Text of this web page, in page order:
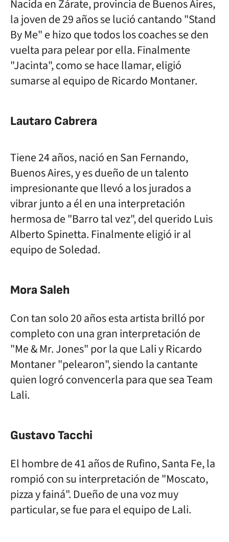
Nacida en Zárate, provincia de Buenos Aires,
la joven de 29 años se lució cantando "Stand
By Me" e hizo que todos los coaches se den
vuelta para pelear por ella. Finalmente
"Jacinta", como se hace llamar, eligió
sumarse al equipo de Ricardo Montaner.
Lautaro Cabrera
Tiene 24 años, nació en San Fernando,
Buenos Aires, y es dueño de un talento
impresionante que llevó a los jurados a
vibrar junto a él en una interpretación
hermosa de "Barro tal vez", del querido Luis
Alberto Spinetta. Finalmente eligió ir al
equipo de Soledad.
Mora Saleh
Con tan solo 20 años esta artista brilló por
completo con una gran interpretación de
"Me & Mr. Jones" por la que Lali y Ricardo
Montaner "pelearon", siendo la cantante
quien logró convencerla para que sea Team
Lali.
Gustavo Tacchi
El hombre de 41 años de Rufino, Santa Fe, la
rompió con su interpretación de "Moscato,
pizza y fainá". Dueño de una voz muy
particular, se fue para el equipo de Lali.